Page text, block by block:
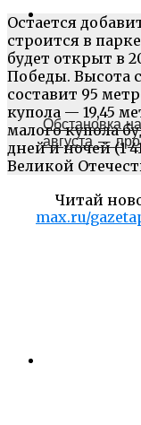
Остается
строится в
будет открыт в
Победы. Высота
составит 95
купола — 19,45
малого купола
дней и ночей (1
Великой
Читай
max.ru/
Обстановка
августа —